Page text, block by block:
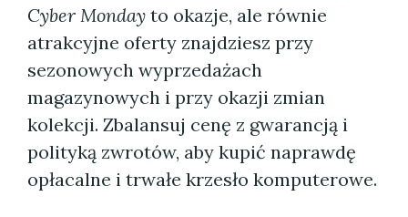
Cyber Monday to okazje, ale równie
atrakcyjne oferty znajdziesz przy
sezonowych wyprzedażach
magazynowych i przy okazji zmian
kolekcji. Zbalansuj cenę z gwarancją i
polityką zwrotów, aby kupić naprawdę
opłacalne i trwałe krzesło komputerowe.